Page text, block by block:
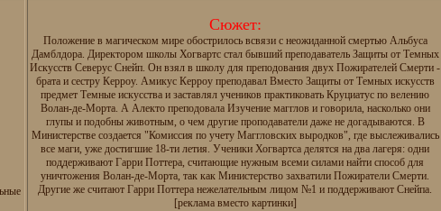
Сюжет:
Положение в магическом мире обострилось всвязи с неожиданной смертью Альбуса
Дамблдора. Директором школы Хогвартс стал бывший преподаватель Защиты от Темных
Искусств Северус Снейп. Он взял в школу для преподования двух Пожирателей Смерти -
брата и сестру Керроу. Амикус Керроу преподавал Вместо Защиты от Темных искусств
предмет Темные искусства и заставлял учеников практиковать Круциатус по велению
Волан-де-Морта. А Алекто преподовала Изучение магглов и говорила, насколько они
глупы и подобны животным, о чем другие проподаватели даже не догадываются. В
Министерстве создается "Комиссия по учету Маггловских выродков", где выслеживались
все маги, уже достигшие 18-ти летия. Ученики Хогвартса делятся на два лагеря: одни
поддерживают Гарри Поттера, считающие нужным всеми силами найти способ для
уничтожения Волан-де-Морта, так как Министерство захватили Пожиратели Смерти.
Другие же считают Гарри Поттера нежелательным лицом №1 и поддерживают Снейпа.
[реклама вместо картинки]